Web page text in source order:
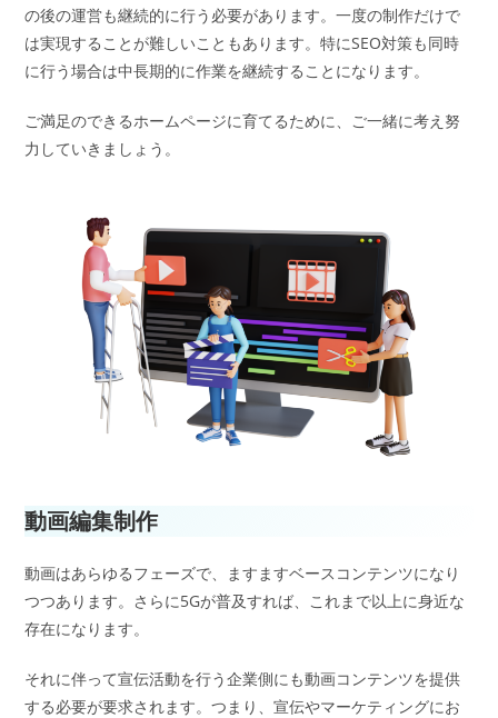
の後の運営も継続的に行う必要があります。一度の制作だけで
は実現することが難しいこともあります。特にSEO対策も同時
に行う場合は中長期的に作業を継続することになります。
ご満足のできるホームページに育てるために、ご一緒に考え努
力していきましょう。
動画編集制作
動画はあらゆるフェーズで、ますますベースコンテンツになり
つつあります。さらに5Gが普及すれば、これまで以上に身近な
存在になります。
それに伴って宣伝活動を行う企業側にも動画コンテンツを提供
する必要が要求されます。つまり、宣伝やマーケティングにお